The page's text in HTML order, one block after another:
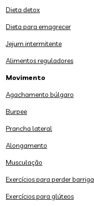
Dieta detox
Dieta para emagrecer
Jejum intermitente
Alimentos reguladores
Movimento
Agachamento búlgaro
Burpee
Prancha lateral
Alongamento
Musculação
Exercícios para perder barriga
Exercícios para glúteos